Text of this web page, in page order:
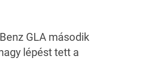
GLA második
lépést tett a